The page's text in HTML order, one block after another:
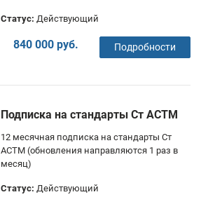
Статус: Действующий
840 000 руб. Подробности
Подписка на стандарты Ст АСТМ
12 месячная подписка на стандарты Ст
АСТМ (обновления направляются 1 раз в
месяц)
Статус: Действующий